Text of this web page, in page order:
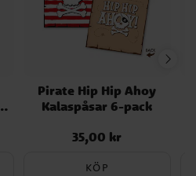
Pirate Hip Hip Ahoy
Kalaspåsar 6-pack
Pris:35,00 kr
35,00 kr
KÖP